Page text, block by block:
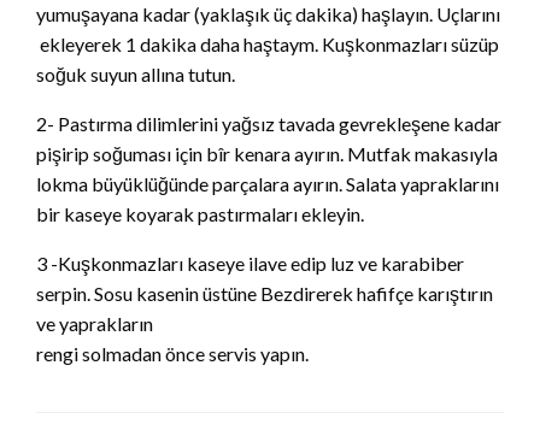
yumuşayana kadar (yaklaşık üç dakika) haşlayın. Uçlarını
ekleyerek 1 dakika daha haştaym. Kuşkonmazları süzüp
soğuk suyun allına tutun.
2- Pastırma dilimlerini yağsız tavada gevrekleşene kadar
pişirip soğuması için bîr kenara ayırın. Mutfak makasıyla
lokma büyüklüğünde parçalara ayırın. Salata yapraklarını
bir kaseye koyarak pastırmaları ekleyin.
3 -Kuşkonmazları kaseye ilave edip luz ve karabiber
serpin. Sosu kasenin üstüne Bezdirerek hafifçe karıştırın
ve yaprakların
rengi solmadan önce servis yapın.